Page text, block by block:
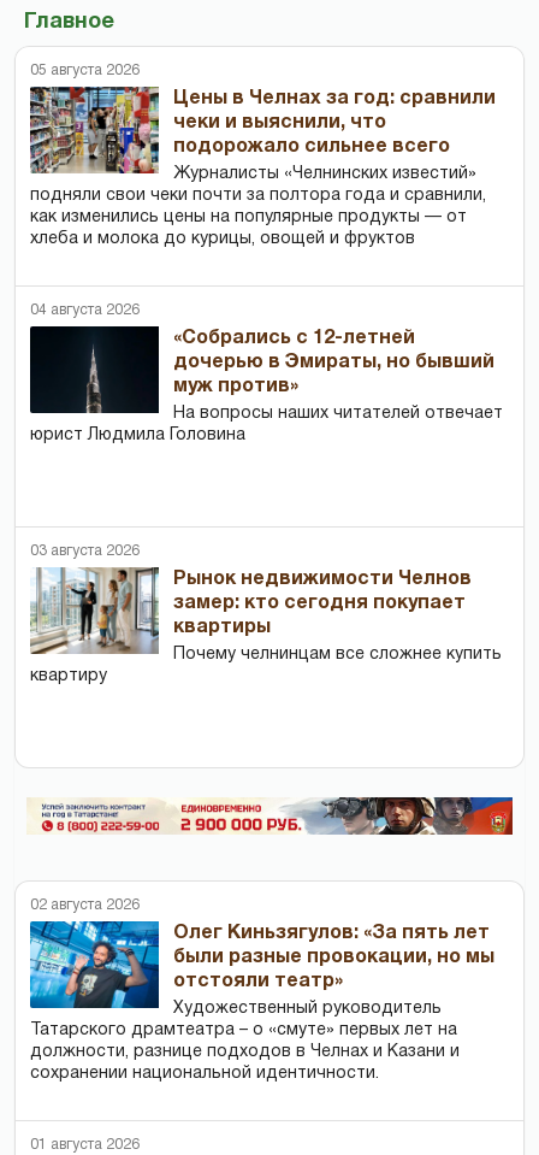
Главное
05 августа 2026
Цены в Челнах за год: сравнили
чеки и выяснили, что
подорожало сильнее всего
Журналисты «Челнинских известий»
подняли свои чеки почти за полтора года и сравнили,
как изменились цены на популярные продукты — от
хлеба и молока до курицы, овощей и фруктов
04 августа 2026
«Собрались с 12-летней
дочерью в Эмираты, но бывший
муж против»
На вопросы наших читателей отвечает
юрист Людмила Головина
03 августа 2026
Рынок недвижимости Челнов
замер: кто сегодня покупает
квартиры
Почему челнинцам все сложнее купить
квартиру
02 августа 2026
Олег Киньзягулов: «За пять лет
были разные провокации, но мы
отстояли театр»
Художественный руководитель
Татарского драмтеатра – о «смуте» первых лет на
должности, разнице подходов в Челнах и Казани и
сохранении национальной идентичности.
01 августа 2026